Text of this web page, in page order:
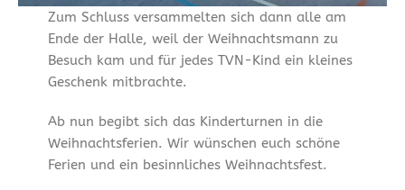
Zum Schluss versammelten sich dann alle am
Ende der Halle, weil der Weihnachtsmann zu
Besuch kam und für jedes TVN-Kind ein kleines
Geschenk mitbrachte.
Ab nun begibt sich das Kinderturnen in die
Weihnachtsferien. Wir wünschen euch schöne
Ferien und ein besinnliches Weihnachtsfest.